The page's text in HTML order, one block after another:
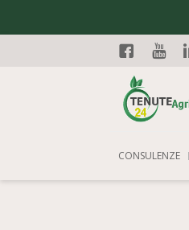
Facebook
CONSULENZE